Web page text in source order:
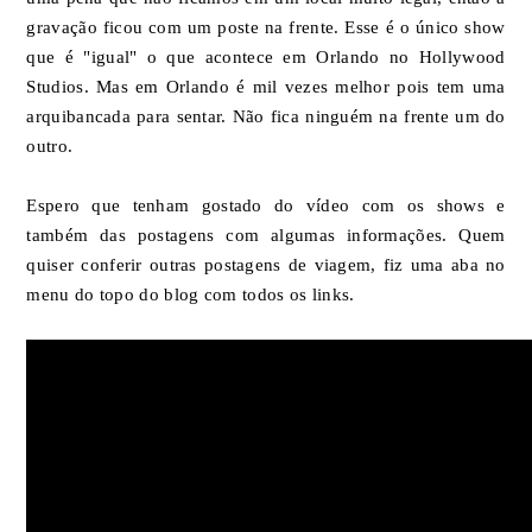
gravação ficou com um poste na frente. Esse é o único show
que é "igual" o que acontece em Orlando no Hollywood
Studios. Mas em Orlando é mil vezes melhor pois tem uma
arquibancada para sentar. Não fica ninguém na frente um do
outro.
Espero que tenham gostado do vídeo com os shows e
também das postagens com algumas informações. Quem
quiser conferir outras postagens de viagem, fiz uma aba no
menu do topo do blog com todos os links.